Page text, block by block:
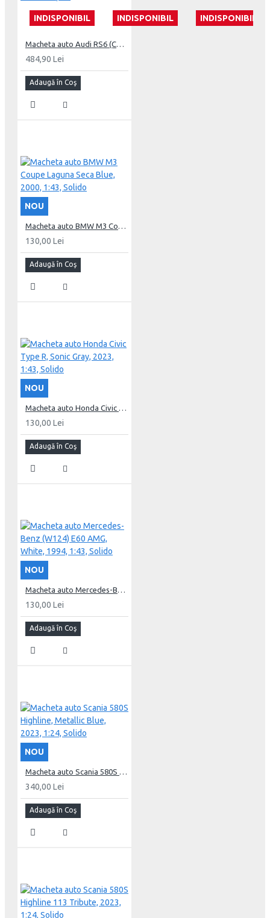
INDISPONIBIL INDISPONIBIL INDISPONIBIL
484,90 Lei
Adaugă în Coş
NOU
130,00 Lei
Adaugă în Coş
NOU
130,00 Lei
Adaugă în Coş
NOU
130,00 Lei
Adaugă în Coş
NOU
340,00 Lei
Adaugă în Coş